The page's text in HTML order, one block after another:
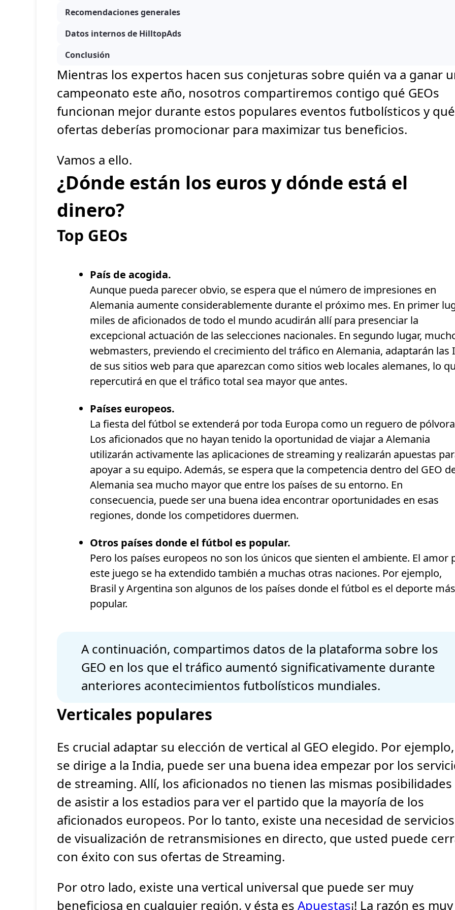
Recomendaciones generales
Datos internos de HilltopAds
Conclusión
Mientras los expertos hacen sus conjeturas sobre quién va a ganar
campeonato este año, nosotros compartiremos contigo qué GEOs
funcionan mejor durante estos populares eventos futbolísticos y qué
ofertas deberías promocionar para maximizar tus beneficios.
Vamos a ello.
¿Dónde están los euros y dónde está el
dinero?
Top GEOs
País de acogida.
Aunque pueda parecer obvio, se espera que el número de impresiones en
Alemania aumente considerablemente durante el próximo mes. En primer
miles de aficionados de todo el mundo acudirán allí para presenciar la
excepcional actuación de las selecciones nacionales. En segundo lugar,
webmasters, previendo el crecimiento del tráfico en Alemania, adaptarán las
de sus sitios web para que aparezcan como sitios web locales alemanes, lo
repercutirá en que el tráfico total sea mayor que antes.
Países europeos.
La fiesta del fútbol se extenderá por toda Europa como un reguero de
Los aficionados que no hayan tenido la oportunidad de viajar a Alemania
utilizarán activamente las aplicaciones de streaming y realizarán apuestas
apoyar a su equipo. Además, se espera que la competencia dentro del GEO
Alemania sea mucho mayor que entre los países de su entorno. En
consecuencia, puede ser una buena idea encontrar oportunidades en esas
regiones, donde los competidores duermen.
Otros países donde el fútbol es popular.
Pero los países europeos no son los únicos que sienten el ambiente. El amor
este juego se ha extendido también a muchas otras naciones. Por ejemplo,
Brasil y Argentina son algunos de los países donde el fútbol es el deporte más
popular.
A continuación, compartimos datos de la plataforma sobre los
GEO en los que el tráfico aumentó significativamente durante
anteriores acontecimientos futbolísticos mundiales.
Verticales populares
Es crucial adaptar su elección de vertical al GEO elegido. Por
se dirige a la India, puede ser una buena idea empezar por los
de streaming. Allí, los aficionados no tienen las mismas posibilidades
de asistir a los estadios para ver el partido que la mayoría de los
aficionados europeos. Por lo tanto, existe una necesidad de servicios
de visualización de retransmisiones en directo, que usted puede
con éxito con sus ofertas de Streaming.
Por otro lado, existe una vertical universal que puede ser muy
beneficiosa en cualquier región, y ésta es Apuestas¡! La razón es muy